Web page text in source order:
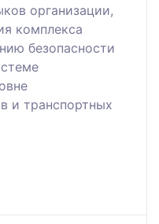
организации,
комплекса
безопасности
и транспортных